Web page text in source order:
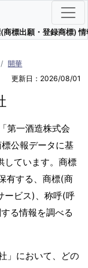
商標出願・登録商標) 情
開華
更新日：2026/08/01
第一酒造株式会
公報データに基
しています。商標
有する、商標(商
ービス)、称呼(呼
る情報を調べる
」において、どの